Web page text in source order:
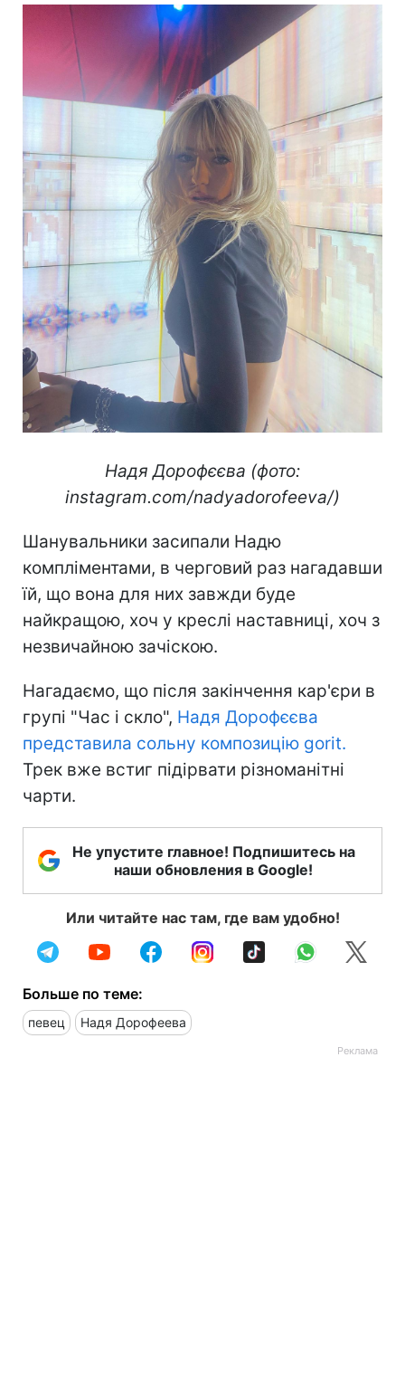
Надя Дорофєєва (фото:
instagram.com/nadyadorofeeva/)
Шанувальники засипали Надю
компліментами, в черговий раз нагадавши
їй, що вона для них завжди буде
найкращою, хоч у креслі наставниці, хоч з
незвичайною зачіскою.
Нагадаємо, що після закінчення кар'єри в
групі "Час і скло", Надя Дорофєєва
представила сольну композицію gorit.
Трек вже встиг підірвати різноманітні
чарти.
Не упустите главное! Подпишитесь на
наши обновления в Google!
Или читайте нас там, где вам удобно!
Больше по теме:
певец Надя Дорофеева